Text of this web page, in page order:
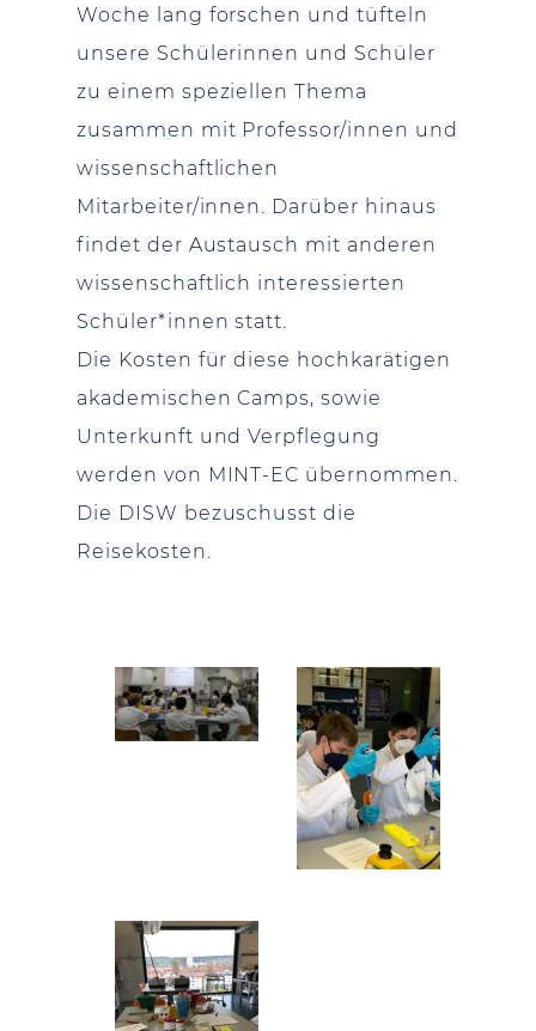
Woche lang forschen und tüfteln
unsere Schülerinnen und Schüler
zu einem speziellen Thema
zusammen mit Professor/innen und
wissenschaftlichen
Mitarbeiter/innen. Darüber hinaus
findet der Austausch mit anderen
wissenschaftlich interessierten
Schüler*innen statt.
Die Kosten für diese hochkarätigen
akademischen Camps, sowie
Unterkunft und Verpflegung
werden von MINT-EC übernommen.
Die DISW bezuschusst die
Reisekosten.